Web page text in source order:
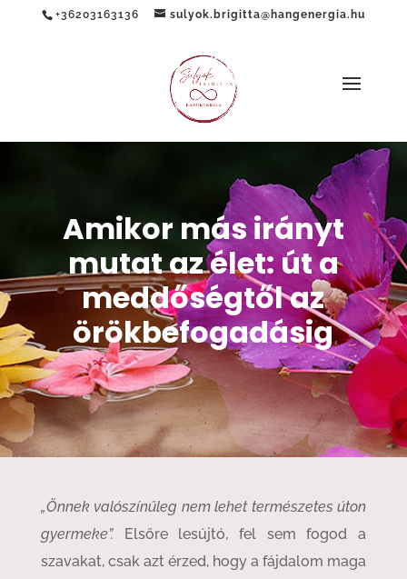
+36203163136 sulyok.brigitta@hangenergia.hu
Amikor más irányt
mutat az élet: út a
meddőségtől az
örökbefogadásig
„Önnek valószínűleg nem lehet természetes úton
gyermeke”. Elsőre lesújtó, fel sem fogod a
szavakat, csak azt érzed, hogy a fájdalom maga